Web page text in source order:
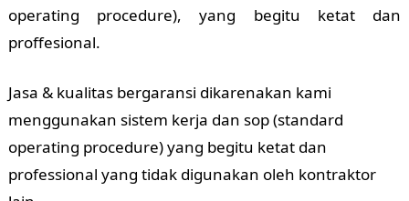
operating procedure), yang begitu ketat dan
proffesional.
Jasa & kualitas bergaransi dikarenakan kami
menggunakan sistem kerja dan sop (standard
operating procedure) yang begitu ketat dan
professional yang tidak digunakan oleh kontraktor